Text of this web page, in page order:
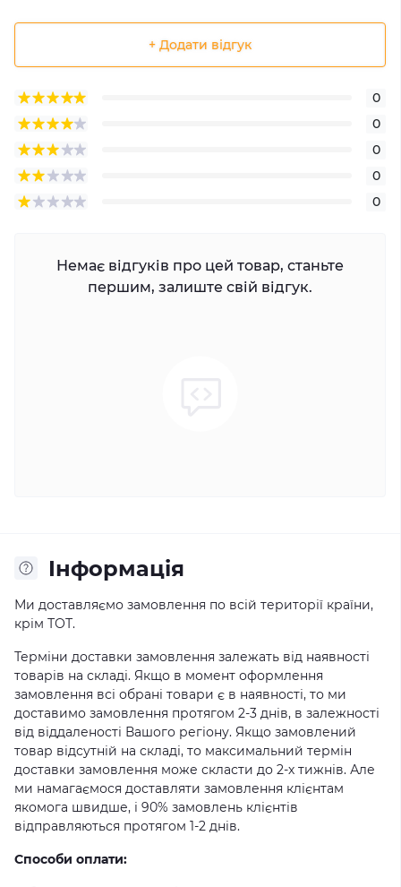
+ Додати відгук
0
0
0
0
0
Немає відгуків про цей товар, станьте
першим, залиште свій відгук.
Iнформація
Ми доставляємо замовлення по всій території країни,
крім ТОТ.
Терміни доставки замовлення залежать від наявності
товарів на складі. Якщо в момент оформлення
замовлення всі обрані товари є в наявності, то ми
доставимо замовлення протягом 2-3 днів, в залежності
від віддаленості Вашого регіону. Якщо замовлений
товар відсутній на складі, то максимальний термін
доставки замовлення може скласти до 2-х тижнів. Але
ми намагаємося доставляти замовлення клієнтам
якомога швидше, і 90% замовлень клієнтів
відправляються протягом 1-2 днів.
Способи оплати: